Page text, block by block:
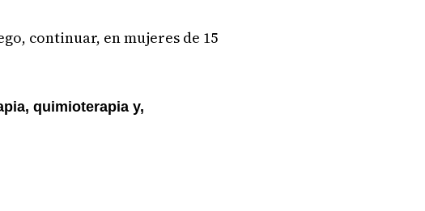
continuar, en mujeres de 15
quimioterapia y,